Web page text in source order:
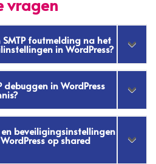
SMTP foutmelding na het
in WordPress?
debuggen in WordPress
en beveiligingsinstellingen
op shared